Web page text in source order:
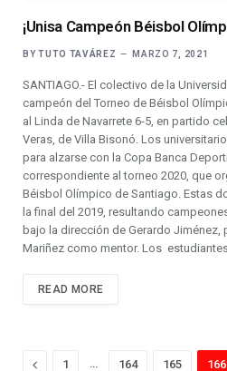
¡Unisa Campeón Béisbol
BY TUTO TAVÁREZ MARZO 7, 2021
SANTIAGO.- El colectivo de la
campeón del Torneo de Béisbol
al Linda de Navarrete 6-5, en partido
Veras, de Villa Bisonó. Los
para alzarse con la Copa Banca
correspondiente al torneo 2020, que
Béisbol Olímpico de Santiago. Estas
la final del 2019, resultando
bajo la dirección de Gerardo
Mariñez como mentor. Los
READ MORE
Previous
1 164 165 166